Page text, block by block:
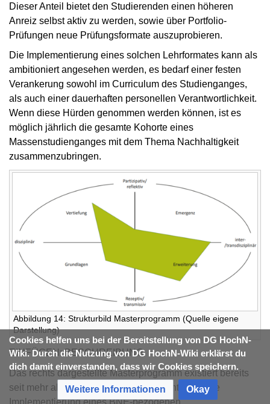
Dieser Anteil bietet den Studierenden einen höheren
Anreiz selbst aktiv zu werden, sowie über Portfolio-
Prüfungen neue Prüfungsformate auszuprobieren.
Die Implementierung eines solchen Lehrformates kann als
ambitioniert angesehen werden, es bedarf einer festen
Verankerung sowohl im Curriculum des Studienganges,
als auch einer dauerhaften personellen Verantwortlichkeit.
Wenn diese Hürden genommen werden können, ist es
möglich jährlich die gesamte Kohorte eines
Massenstudienganges mit dem Thema Nachhaltigkeit
zusammenzubringen.
Abbildung 14: Strukturbild Masterprogramm (Quelle eigene
Darstellung)
EINFÜGEN: BESCHREIBUNG
Das rechts dargestellte Masterprogramm existiert bereits
seit mehr als 10 Jahren und verdeutlicht, dass die
Implementierung eines BNE-bezogenen
Cookies helfen uns bei der Bereitstellung von DG HochN-
Wiki. Durch die Nutzung von DG HochN-Wiki erklärst du
dich damit einverstanden, dass wir Cookies speichern.
Weitere Informationen Okay